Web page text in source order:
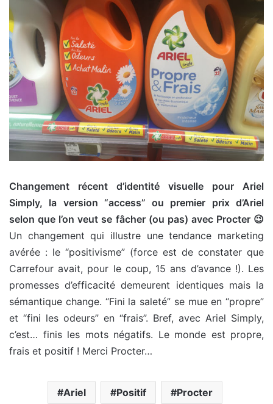
Changement récent d’identité visuelle pour Ariel
Simply, la version “access” ou premier prix d’Ariel
selon que l’on veut se fâcher (ou pas) avec Procter 😉
Un changement qui illustre une tendance marketing
avérée : le “positivisme” (force est de constater que
Carrefour avait, pour le coup, 15 ans d’avance !). Les
promesses d’efficacité demeurent identiques mais la
sémantique change. “Fini la saleté” se mue en “propre”
et “fini les odeurs” en “frais”. Bref, avec Ariel Simply,
c’est… finis les mots négatifs. Le monde est propre,
frais et positif ! Merci Procter…
Ariel Positif Procter